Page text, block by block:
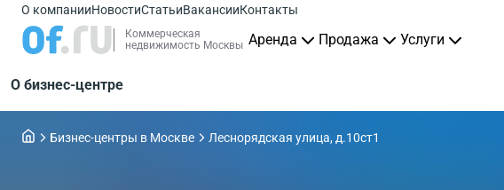
О компанииНовостиСтатьиВакансииКонтакты
Коммерческая
недвижимость Москвы Аренда Продажа Услуги
О бизнес-центре
Бизнес-центры в Москве Леснорядская улица, д.10ст1